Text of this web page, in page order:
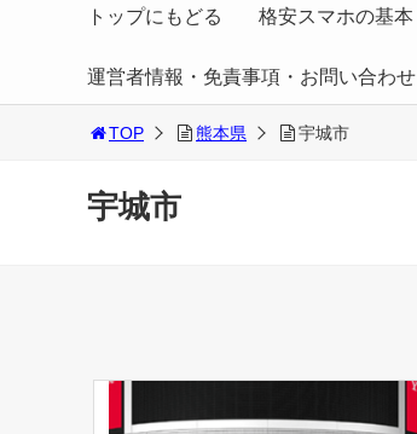
トップにもどる 格安スマホの基本
運営者情報・免責事項・お問い合わせ
TOP 熊本県 宇城市
宇城市